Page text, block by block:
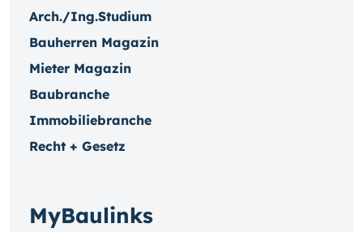
Arch./Ing.Studium
Bauherren Magazin
Mieter Magazin
Baubranche
Immobiliebranche
Recht + Gesetz
MyBaulinks